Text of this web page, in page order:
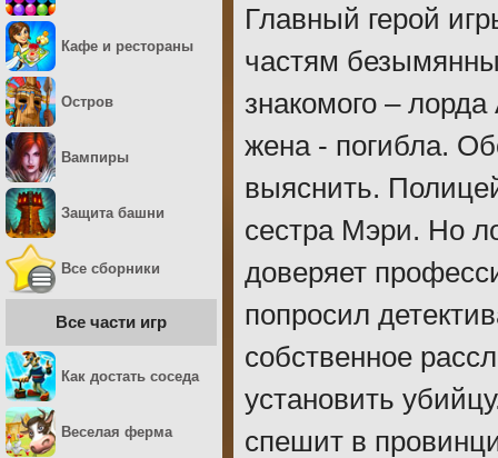
Главный герой
частям
знакомого –
жена - погибла.
выяснить.
сестра Мэри. Но
доверяет
попросил
собственное
установить
спешит в
Кафе и рестораны
Остров
Вампиры
Защита башни
Все сборники
Все части игр
Как достать соседа
Веселая ферма